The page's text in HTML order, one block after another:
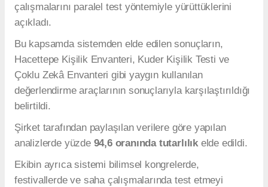
çalışmalarını paralel test yöntemiyle yürüttüklerini
açıkladı.
Bu kapsamda sistemden elde edilen sonuçların,
Hacettepe Kişilik Envanteri, Kuder Kişilik Testi ve
Çoklu Zekâ Envanteri gibi yaygın kullanılan
değerlendirme araçlarının sonuçlarıyla karşılaştırıldığı
belirtildi.
Şirket tarafından paylaşılan verilere göre yapılan
analizlerde yüzde 94,6 oranında tutarlılıkelde edildi.
Ekibin ayrıca sistemi bilimsel kongrelerde,
festivallerde ve saha çalışmalarında test etmeyi